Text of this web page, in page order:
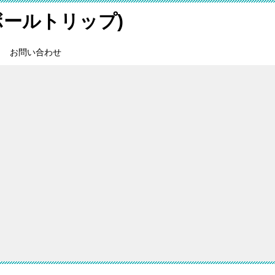
ルトリップ)
お問い合わせ